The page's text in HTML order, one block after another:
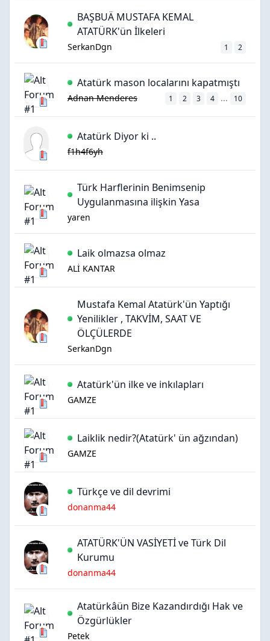
BAŞBUÄ MUSTAFA KEMAL
ATATÜRK'ün İlkeleri
SerkanDgn 1 2
Atatürk mason localarını kapatmıştı
Adnan Menderes 1 2 3 4 ... 10
Atatürk Diyor ki ..
f1h4f6yh
Türk Harflerinin Benimsenip
Uygulanmasına ilişkin Yasa
yaren
Laik olmazsa olmaz
ALİ KANTAR
Mustafa Kemal Atatürk'ün Yaptığı
Yenilikler , TAKVİM, SAAT VE
ÖLÇÜLERDE
SerkanDgn
Atatürk'ün ilke ve inkılapları
GAMZE
Laiklik nedir?(Atatürk' ün ağzından)
GAMZE
Türkçe ve dil devrimi
donanma44
ATATÜRK'ÜN VASİYETİ ve Türk Dil
Kurumu
donanma44
Atatürkâün Bize Kazandırdığı Hak ve
Özgürlükler
Petek